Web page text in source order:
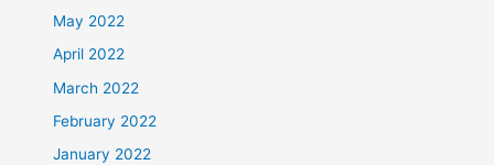
May 2022
April 2022
March 2022
February 2022
January 2022